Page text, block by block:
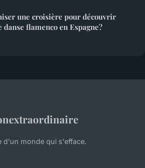
une croisière pour découvrir
flamenco en Espagne?
d'un monde qui s'efface.